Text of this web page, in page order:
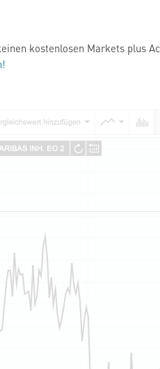
kostenlosen Markets plus